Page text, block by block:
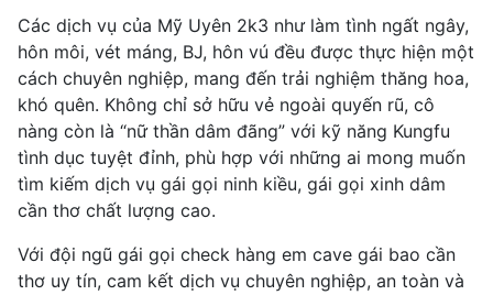
Các dịch vụ của Mỹ Uyên 2k3 như làm tình ngất ngây,
hôn môi, vét máng, BJ, hôn vú đều được thực hiện một
cách chuyên nghiệp, mang đến trải nghiệm thăng hoa,
khó quên. Không chỉ sở hữu vẻ ngoài quyến rũ, cô
nàng còn là “nữ thần dâm đãng” với kỹ năng Kungfu
tình dục tuyệt đỉnh, phù hợp với những ai mong muốn
tìm kiếm dịch vụ gái gọi ninh kiều, gái gọi xinh dâm
cần thơ chất lượng cao.
Với đội ngũ gái gọi check hàng em cave gái bao cần
thơ uy tín, cam kết dịch vụ chuyên nghiệp, an toàn và